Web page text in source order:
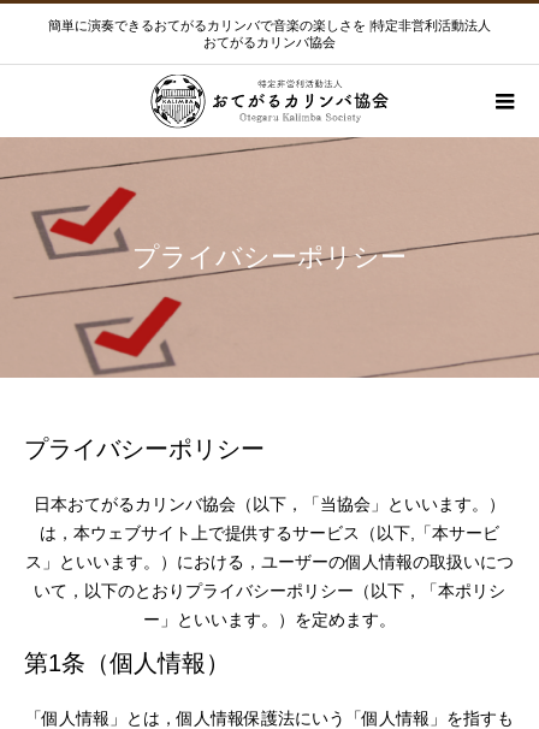
簡単に演奏できるおてがるカリンバで音楽の楽しさを |特定非営利活動法人
おてがるカリンバ協会
プライバシーポリシー
プライバシーポリシー
日本おてがるカリンバ協会（以下，「当協会」といいます。）
は，本ウェブサイト上で提供するサービス（以下,「本サービ
ス」といいます。）における，ユーザーの個人情報の取扱いにつ
いて，以下のとおりプライバシーポリシー（以下，「本ポリシ
ー」といいます。）を定めます。
第1条（個人情報）
「個人情報」とは，個人情報保護法にいう「個人情報」を指すも